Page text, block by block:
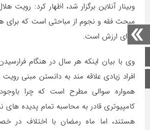
صفحه اصلی
اینستاگرام
وبینار آنلاین برگزار شد، اظهار کرد: رویت
مبحث فقه و نجوم از مباحثی است که برای
دارای ارزش است.
وی با بیان اینکه هر سال در هنگام
افراد زیادی علاقه مند به دانستن مبنی
همواره سوالی مطرح است که چرا باوجود
کامپیوتری قادر به محاسبه تمام پدیده های
هستند، اما ماه رمضان با اختلاف در